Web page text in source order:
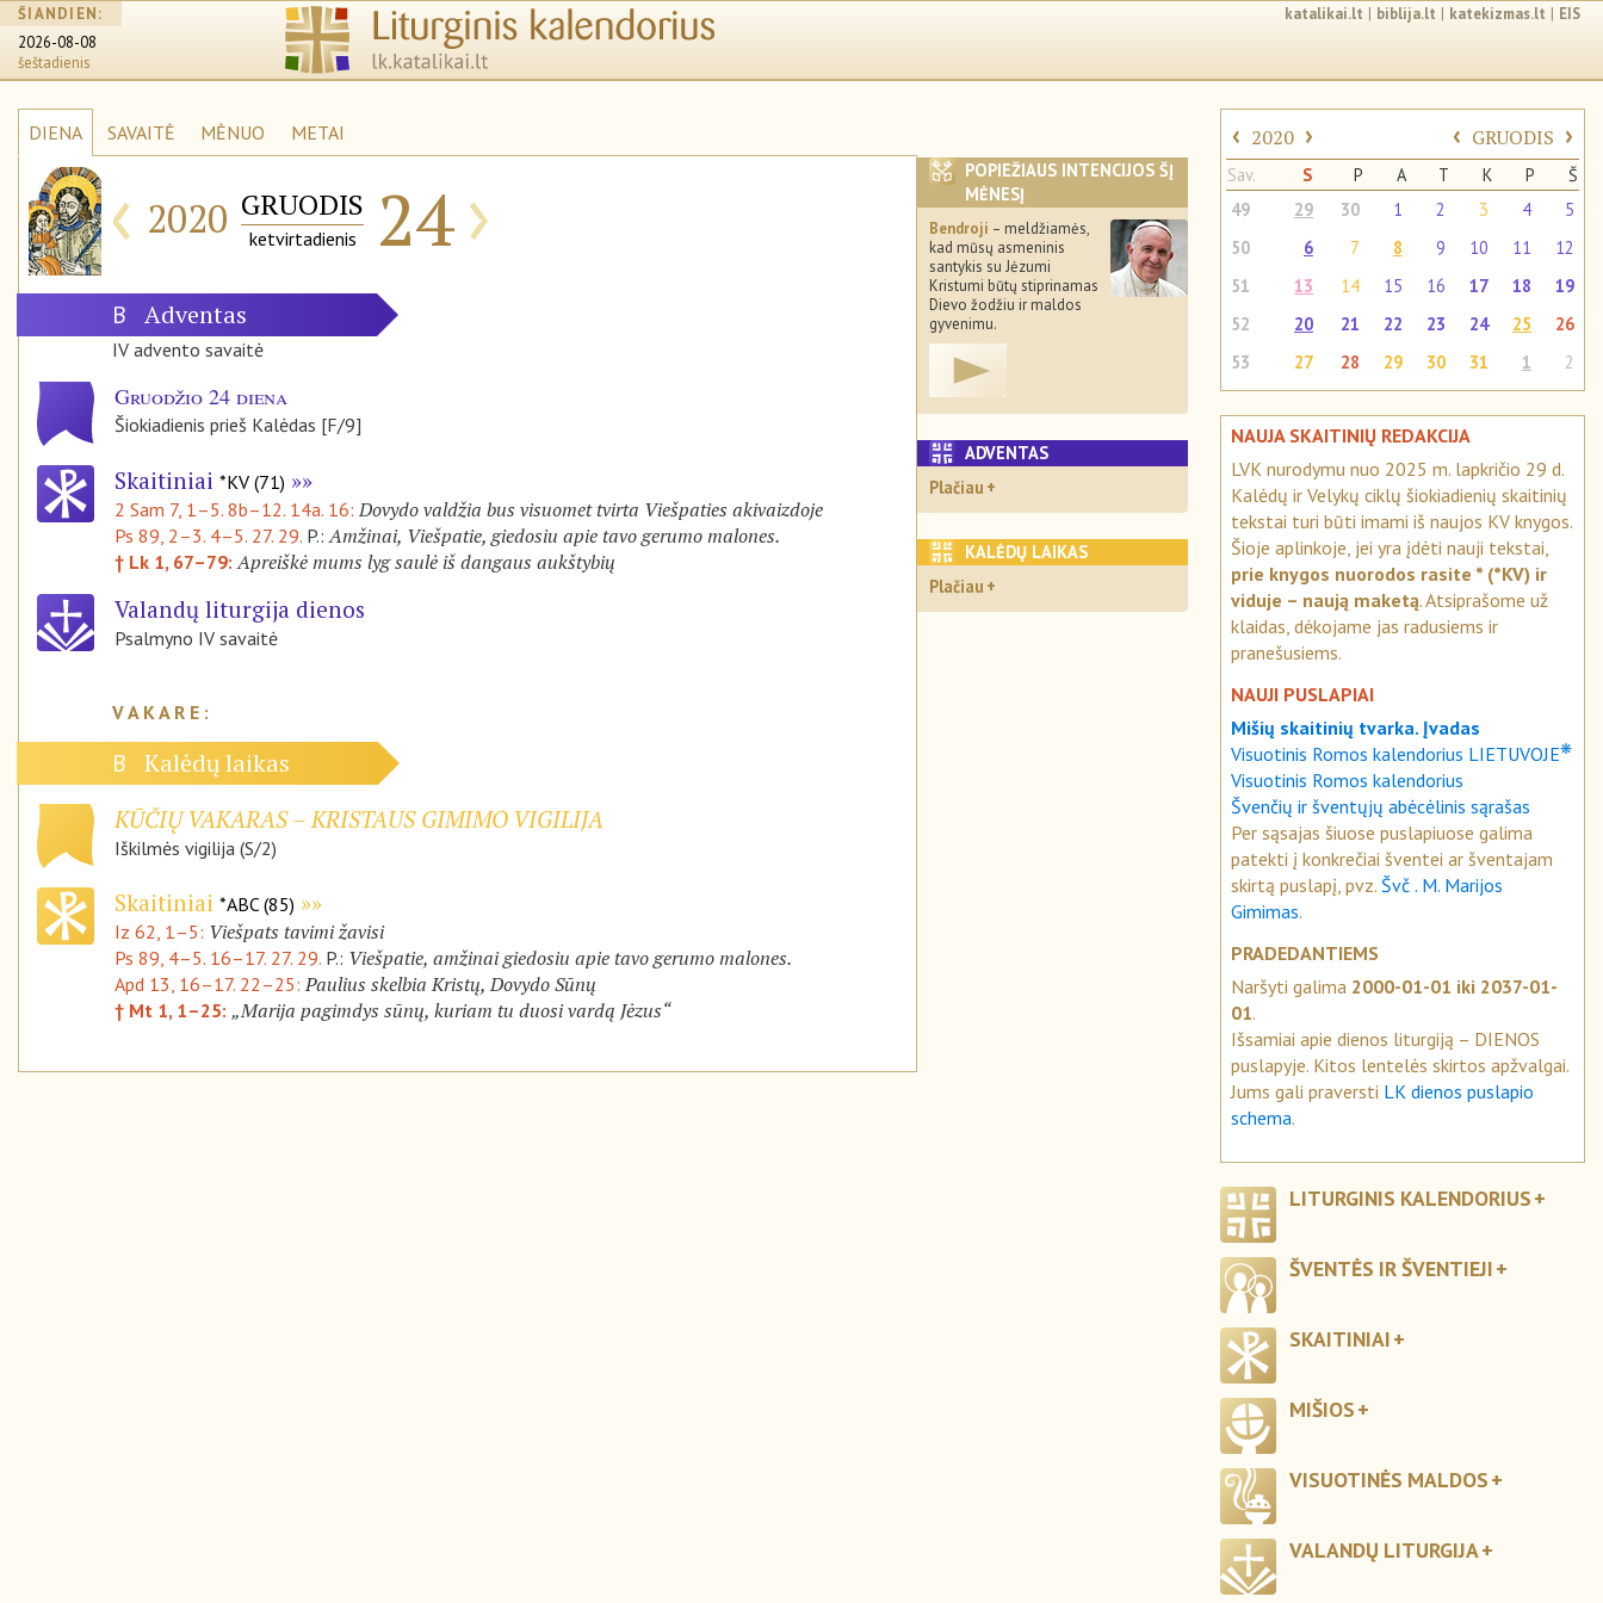
ŠIANDIEN:
2026-08-08
šeštadienis
katalikai.lt | biblija.lt | katekizmas.lt | EIS
DIENA SAVAITĖ MĖNUO METAI
‹ 2020 GRUODIS
ketvirtadienis 24›
B Adventas
IV advento savaitė
Gruodžio 24 diena
Šiokiadienis prieš Kalėdas [F/9]
Skaitiniai *KV (71)
2 Sam 7, 1–5. 8b–12. 14a. 16: Dovydo valdžia bus visuomet tvirta Viešpaties akivaizdoje
Ps 89, 2–3. 4–5. 27. 29. P.: Amžinai, Viešpatie, giedosiu apie tavo gerumo malones.
† Lk 1, 67–79: Apreiškė mums lyg saulė iš dangaus aukštybių
Valandų liturgija dienos
Psalmyno IV savaitė
B Kalėdų laikas
KŪČIŲ VAKARAS – KRISTAUS GIMIMO VIGILIJA
Iškilmės vigilija (S/2)
Skaitiniai *ABC (85)
Iz 62, 1–5: Viešpats tavimi žavisi
Ps 89, 4–5. 16–17. 27. 29. P.: Viešpatie, amžinai giedosiu apie tavo gerumo malones.
Apd 13, 16–17. 22–25: Paulius skelbia Kristų, Dovydo Sūnų
† Mt 1, 1–25: „Marija pagimdys sūnų, kuriam tu duosi vardą Jėzus“
POPIEŽIAUS INTENCIJOS ŠĮ
MĖNESĮ
Bendroji – meldžiamės,
kad mūsų asmeninis
santykis su Jėzumi
Kristumi būtų stiprinamas
Dievo žodžiu ir maldos
gyvenimu.
ADVENTAS
Plačiau
KALĖDŲ LAIKAS
Plačiau
‹ 2020 › ‹ GRUODIS ›
Sav. S P A T K P
Š
49
29 30 1 2 3 4
5
50
6 7 8 9 10 11
12
51
13 14 15 16 17 18
19
52
20 21 22 23 24 25
26
53
27 28 29 30 31 1 2
NAUJA SKAITINIŲ REDAKCIJA
LVK nurodymu nuo 2025 m. lapkričio 29 d.
Kalėdų ir Velykų ciklų šiokiadienių skaitinių
tekstai turi būti imami iš naujos KV knygos.
Šioje aplinkoje, jei yra įdėti nauji tekstai,
prie knygos nuorodos rasite * (*KV) ir
viduje – naują maketą. Atsiprašome už
klaidas, dėkojame jas radusiems ir
pranešusiems.
NAUJI PUSLAPIAI
Mišių skaitinių tvarka. Įvadas
Visuotinis Romos kalendorius LIETUVOJE❋
Visuotinis Romos kalendorius
Švenčių ir šventųjų abėcėlinis sąrašas
Per sąsajas šiuose puslapiuose galima
patekti į konkrečiai šventei ar šventajam
skirtą puslapį, pvz. Švč . M. Marijos
Gimimas.
PRADEDANTIEMS
Naršyti galima 2000-01-01 iki 2037-01-
01.
Išsamiai apie dienos liturgiją – DIENOS
puslapyje. Kitos lentelės skirtos apžvalgai.
Jums gali praversti LK dienos puslapio
schema.
LITURGINIS KALENDORIUS
ŠVENTĖS IR ŠVENTIEJI
SKAITINIAI
MIŠIOS
VISUOTINĖS MALDOS
VALANDŲ LITURGIJA